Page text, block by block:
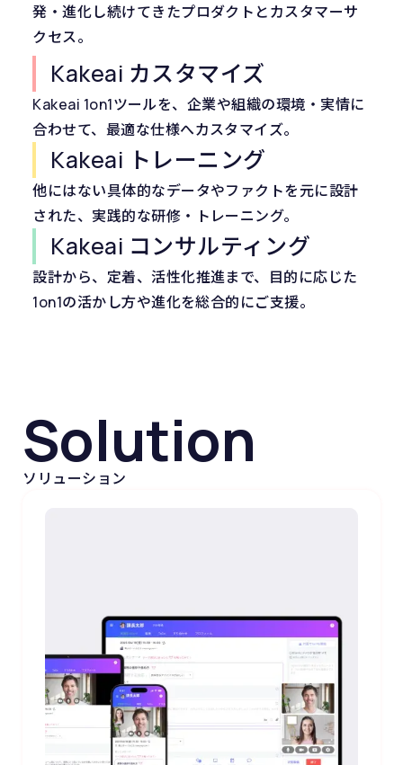
発・進化し続けてきたプロダクトとカスタマーサ
クセス。
Kakeai カスタマイズ
Kakeai 1on1ツールを、企業や組織の環境・実情に
合わせて、最適な仕様へカスタマイズ。
Kakeai トレーニング
他にはない具体的なデータやファクトを元に設計
された、実践的な研修・トレーニング。
Kakeai コンサルティング
設計から、定着、活性化推進まで、目的に応じた
1on1の活かし方や進化を総合的にご支援。
Solution
ソリューション